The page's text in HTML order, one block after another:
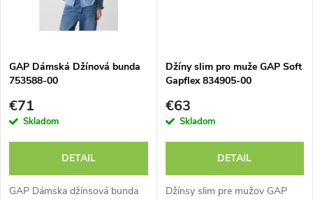
v
v
GAP Dámská Džínová bunda
753588-00
€71
Skladom
DETAIL
GAP Dámska džínsová bunda
Džíny slim pro muže GAP Soft
Gapflex 834905-00
€63
Skladom
DETAIL
Džínsy slim pre mužov GAP